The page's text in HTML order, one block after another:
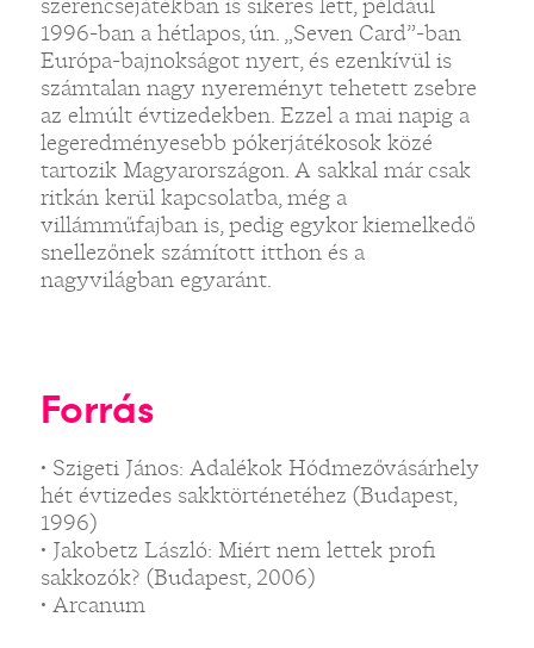
1996-ban a hétlapos, ún. „Seven Card”-ban
Európa-bajnokságot nyert, és ezenkívül is
számtalan nagy nyereményt tehetett zsebre
az elmúlt évtizedekben. Ezzel a mai napig a
legeredményesebb pókerjátékosok közé
tartozik Magyarországon. A sakkal már csak
ritkán kerül kapcsolatba, még a
villámműfajban is, pedig egykor kiemelkedő
snellezőnek számított itthon és a
nagyvilágban egyaránt.
Forrás
• Szigeti János: Adalékok Hódmezővásárhely
hét évtizedes sakktörténetéhez (Budapest,
1996)
• Jakobetz László: Miért nem lettek profi
sakkozók? (Budapest, 2006)
• Arcanum